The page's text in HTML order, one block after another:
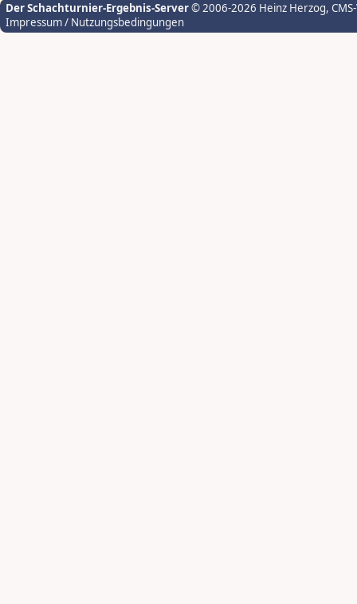
Der Schachturnier-Ergebnis-Server© 2006-2026 Heinz Herzog,
Impressum / Nutzungsbedingungen